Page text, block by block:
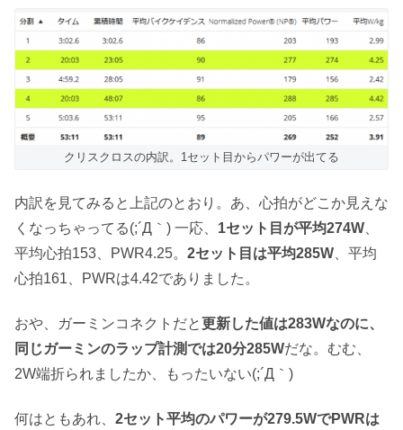
クリスクロスの内訳。1セット目からパワーが出てる
内訳を見てみると上記のとおり。あ、心拍がどこか見えな
くなっちゃってる(;´Д｀) 一応、 1セット目が平均274W
平均心拍153、PWR4.25。 2セット目は平均285W 、平均
心拍161、PWRは4.42でありました。
おや、ガーミンコネクトだと更新した値は283Wなのに、
同じガーミンのラップ計測では20分285Wだな。むむ、
2W端折られましたか、もったいない(;´Д｀)
何はともあれ、 2セット平均のパワーが279.5WでPWRは